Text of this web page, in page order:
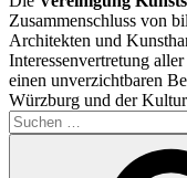
Zusammenschluss von
Architekten und
Interessenvertretung
einen unverzichtbaren
Würzburg und der
Suchen
nach: